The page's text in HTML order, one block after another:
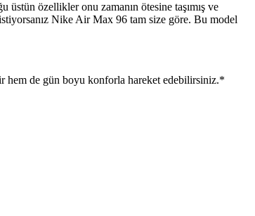
özellikler onu zamanın ötesine taşımış ve
Nike Air Max 96 tam size göre. Bu model
hem de gün boyu konforla hareket edebilirsiniz.*